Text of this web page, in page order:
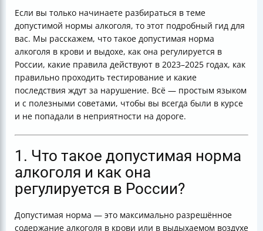
5. Какие последствия ждут за превышение
допустимой нормы?
6. Как защитить свои права и что делать при
спорных ситуациях?
Заключение
Если вы только начинаете разбираться в теме
допустимой нормы алкоголя, то этот подробный гид для
вас. Мы расскажем, что такое допустимая норма
алкоголя в крови и выдохе, как она регулируется в
России, какие правила действуют в 2023–2025 годах, как
правильно проходить тестирование и какие
последствия ждут за нарушение. Всё — простым языком
и с полезными советами, чтобы вы всегда были в курсе
и не попадали в неприятности на дороге.
1. Что такое допустимая норма
алкоголя и как она
регулируется в России?
Допустимая норма — это максимально разрешённое
содержание алкоголя в крови или в выдыхаемом воздухе